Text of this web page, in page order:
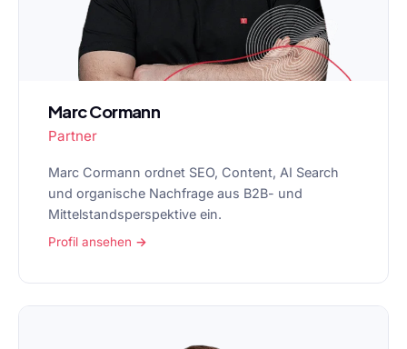
Marc Cormann
Partner
Marc Cormann ordnet SEO, Content, AI Search
und organische Nachfrage aus B2B- und
Mittelstandsperspektive ein.
Profil ansehen →